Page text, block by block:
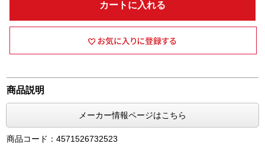
カートに入れる
商品説明
メーカー情報ページはこちら
商品コード：4571526732523